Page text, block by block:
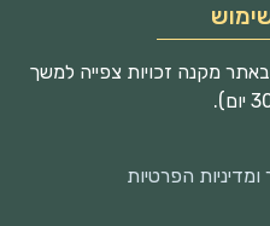
מקנה זכויות צפייה למשך
הפרטיות